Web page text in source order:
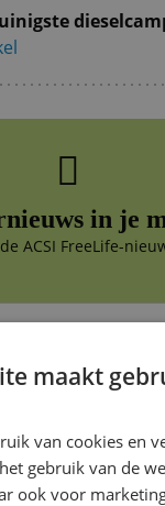
in je
ACSI FreeLife-
Aanmelden
en worden niet
maakt
van cookies en
gebruik van de
ook voor